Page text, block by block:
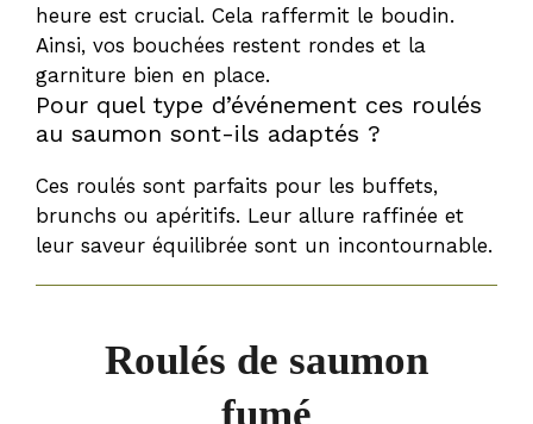
heure est crucial. Cela raffermit le boudin.
Ainsi, vos bouchées restent rondes et la
garniture bien en place.
Pour quel type d’événement ces roulés
au saumon sont-ils adaptés ?
Ces roulés sont parfaits pour les buffets,
brunchs ou apéritifs. Leur allure raffinée et
leur saveur équilibrée sont un incontournable.
Roulés de saumon
fumé